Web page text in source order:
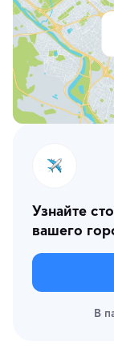
Узнайте
вашего
В